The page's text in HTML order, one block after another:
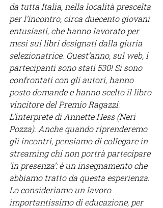
da tutta Italia, nella località prescelta
per l’incontro, circa duecento giovani
entusiasti, che hanno lavorato per
mesi sui libri designati dalla giuria
selezionatrice. Quest’anno, sul web, i
partecipanti sono stati 530! Si sono
confrontati con gli autori, hanno
posto domande e hanno scelto il libro
vincitore del Premio Ragazzi:
L’interprete di Annette Hess (Neri
Pozza). Anche quando riprenderemo
gli incontri, pensiamo di collegare in
streaming chi non portrà partecipare
‘in presenza’: è un insegnamento che
abbiamo tratto da questa esperienza.
Lo consideriamo un lavoro
importantissimo di educazione, per